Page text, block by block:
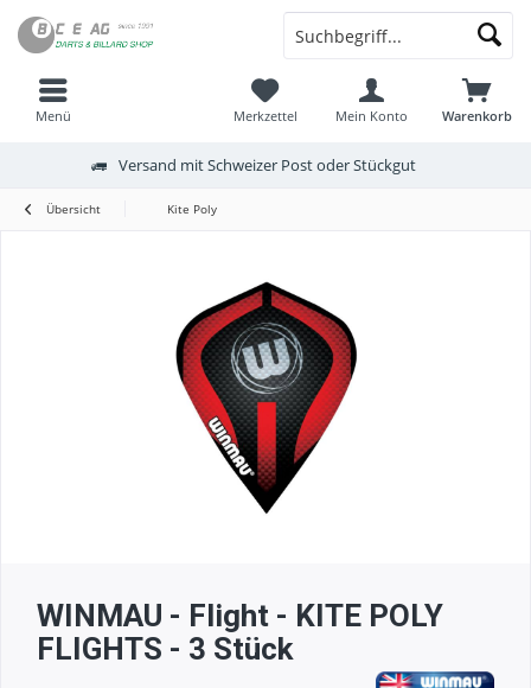
Menü Warenkorb
Merkzettel Mein Konto
Versand mit Schweizer Post oder Stückgut
Übersicht Kite Poly
WINMAU - Flight - KITE POLY
FLIGHTS - 3 Stück